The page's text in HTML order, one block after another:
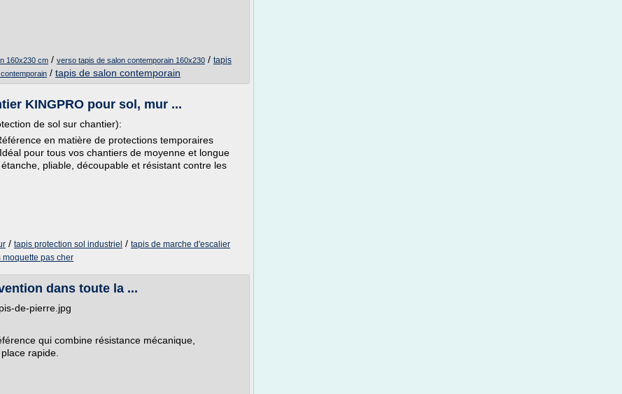
160x230 cm / verso tapis de salon contemporain 160x230 / tapis
/ tapis de salon contemporain
KINGPRO pour sol, mur ...
de sol sur chantier):
en matière de protections temporaires
pour tous vos chantiers de moyenne et longue
pliable, découpable et résistant contre les
/ tapis protection sol industriel / tapis de marche d'escalier
moquette pas cher
dans toute la ...
de-pierre.jpg
qui combine résistance mécanique,
rapide.